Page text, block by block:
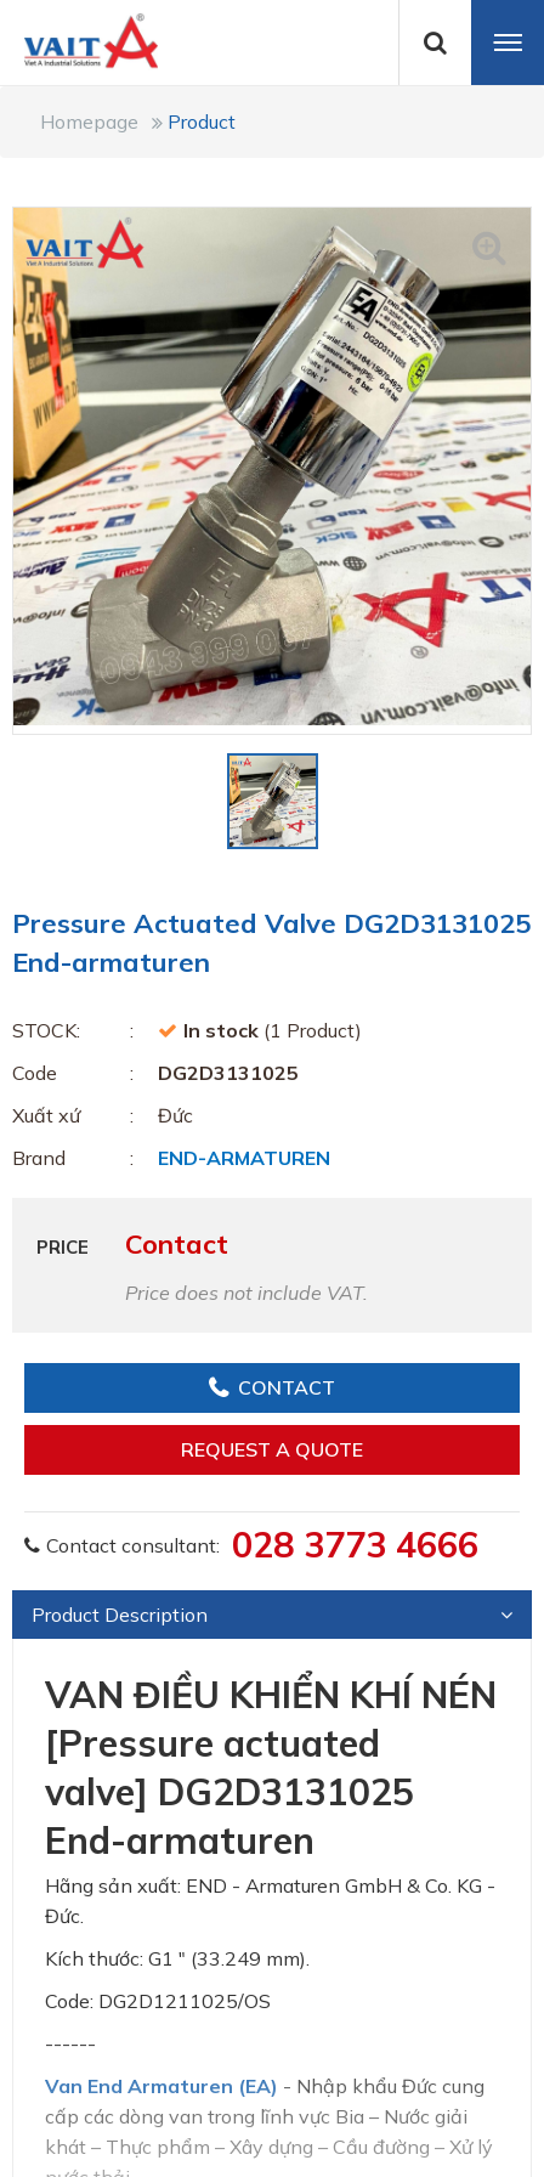
Homepage Product
Pressure Actuated Valve DG2D3131025
End-armaturen
STOCK: In stock (1 Product)
Code
DG2D3131025
Xuất xứ
Đức
Brand
END-ARMATUREN
PRICE Contact
Price does not include VAT.
CONTACT
REQUEST A QUOTE
Contact consultant: 028 3773 4666
Product Description
VAN ĐIỀU KHIỂN KHÍ NÉN
[Pressure actuated
valve] DG2D3131025
End-armaturen
Hãng sản xuất: END - Armaturen GmbH & Co. KG -
Đức.
Kích thước: G1 " (33.249 mm).
Code: DG2D1211025/OS
------
Van End Armaturen (EA) - Nhập khẩu Đức cung
cấp các dòng van trong lĩnh vực Bia – Nước giải
khát – Thực phẩm – Xây dựng – Cầu đường – Xử lý